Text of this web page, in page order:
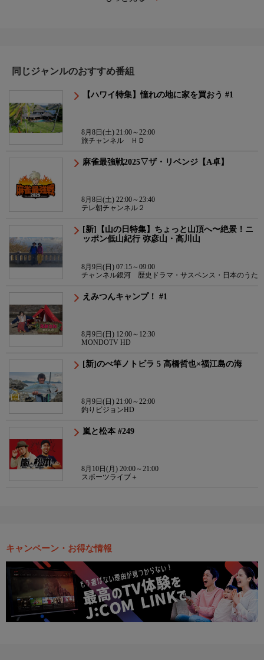
同じジャンルのおすすめ番組
【ハワイ特集】憧れの地に家を買おう #1
8月8日(土) 21:00～22:00
旅チャンネル ＨＤ
麻雀最強戦2025▽ザ・リベンジ【A卓】
8月8日(土) 22:00～23:40
テレ朝チャンネル２
[新]【山の日特集】ちょっと山頂へ〜絶景！ニ
ッポン低山紀行 弥彦山・高川山
8月9日(日) 07:15～09:00
チャンネル銀河 歴史ドラマ・サスペンス・日本のうた
えみつんキャンプ！ #1
8月9日(日) 12:00～12:30
MONDOTV HD
[新]のべ竿ノトビラ 5 高橋哲也×福江島の海
8月9日(日) 21:00～22:00
釣りビジョンHD
嵐と松本 #249
8月10日(月) 20:00～21:00
スポーツライブ＋
キャンペーン・お得な情報